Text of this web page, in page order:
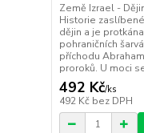
Země Izrael -
Historie
dějin a je
pohraničních
příchodu
proroků. U moci
492 Kč/ks
492 Kč bez DPH